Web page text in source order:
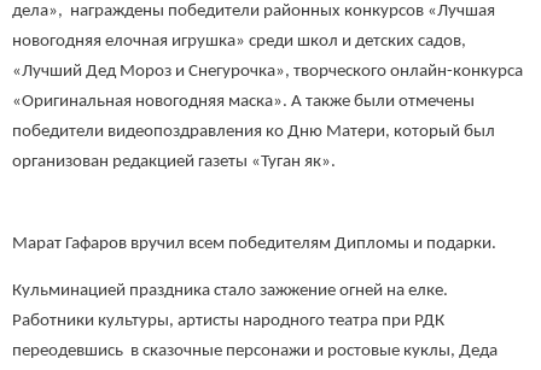
дела», награждены победители районных конкурсов «Лучшая
новогодняя елочная игрушка» среди школ и детских садов,
«Лучший Дед Мороз и Снегурочка», творческого онлайн-конкурса
«Оригинальная новогодняя маска». А также были отмечены
победители видеопоздравления ко Дню Матери, который был
организован редакцией газеты «Туган як».
Марат Гафаров вручил всем победителям Дипломы и подарки.
Кульминацией праздника стало зажжение огней на елке.
Работники культуры, артисты народного театра при РДК
переодевшись в сказочные персонажи и ростовые куклы, Деда